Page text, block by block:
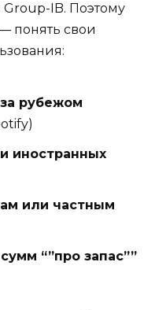
IB. Поэтому
понять свои
рубежом
иностранных
или частным
“”про запас””